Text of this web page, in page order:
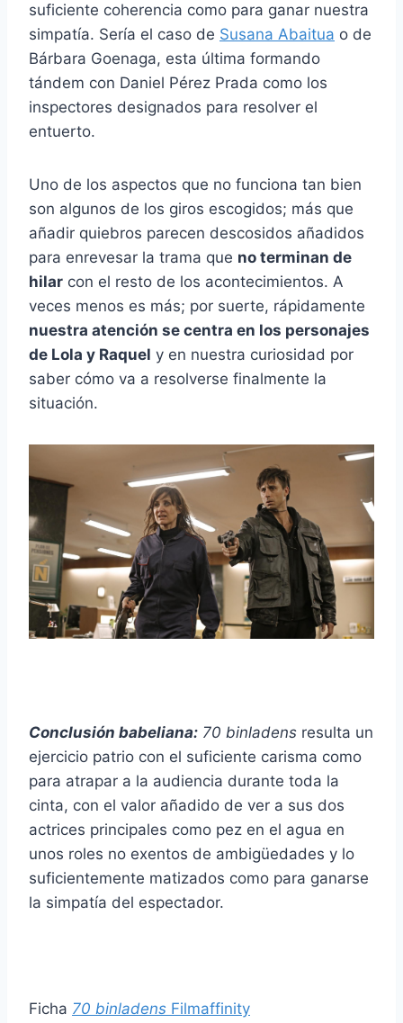
suficiente coherencia como para ganar nuestra
simpatía. Sería el caso de Susana Abaitua o de
Bárbara Goenaga, esta última formando
tándem con Daniel Pérez Prada como los
inspectores designados para resolver el
entuerto.
Uno de los aspectos que no funciona tan bien
son algunos de los giros escogidos; más que
añadir quiebros parecen descosidos añadidos
para enrevesar la trama que no terminan de
hilar con el resto de los acontecimientos. A
veces menos es más; por suerte, rápidamente
nuestra atención se centra en los personajes
de Lola y Raquel y en nuestra curiosidad por
saber cómo va a resolverse finalmente la
situación.
Conclusión babeliana: 70 binladens resulta un
ejercicio patrio con el suficiente carisma como
para atrapar a la audiencia durante toda la
cinta, con el valor añadido de ver a sus dos
actrices principales como pez en el agua en
unos roles no exentos de ambigüedades y lo
suficientemente matizados como para ganarse
la simpatía del espectador.
Ficha 70 binladens Filmaffinity